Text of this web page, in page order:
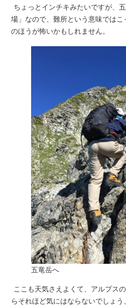
ちょっとインチキみたいですが、
場」なので、難所という意味では
のほうが怖いかもしれません。
五竜岳へ
ここも天気さえよくて、アルプス
らそれほど気にはならないでしょ